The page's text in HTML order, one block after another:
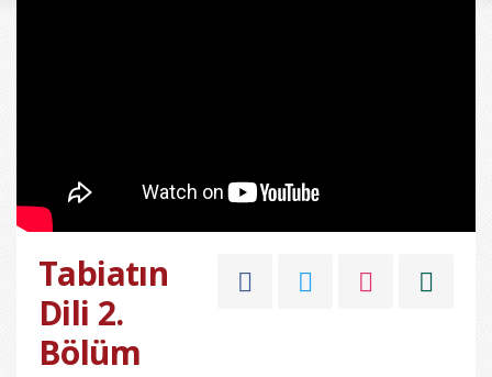
Tabiatın
Dili 2.
Bölüm